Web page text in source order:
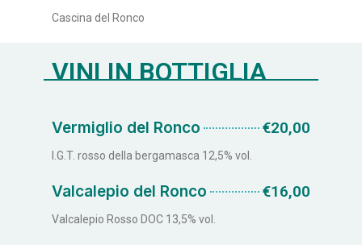
Cascina del Ronco
VINI IN BOTTIGLIA
Vermiglio del Ronco €20,00
I.G.T. rosso della bergamasca 12,5% vol.
Valcalepio del Ronco €16,00
Valcalepio Rosso DOC 13,5% vol.